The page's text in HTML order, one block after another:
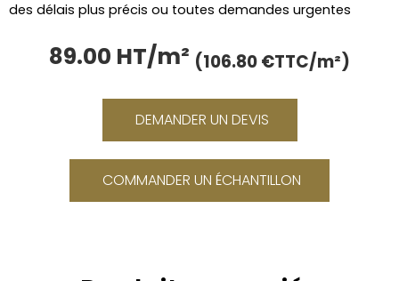
des délais plus précis ou toutes demandes urgentes
Le
106.80 €.
89.00 HT/m² (106.80 €TTC/m²)
DEMANDER UN DEVIS
COMMANDER UN ÉCHANTILLON